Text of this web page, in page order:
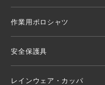
作業用ポロシャツ
安全保護具
レインウェア・カッパ